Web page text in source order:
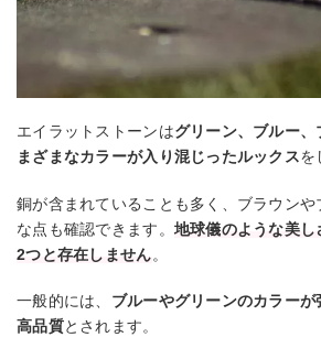
エイラットストーンはグリーン、ブルー
まざまなカラーが入り混じったルックスを
銅が含まれていることも多く、ブラウンや
な点も確認できます。 地球儀のような美
2つと存在しません。
一般的には、 ブルーやグリーンのカラー
高品質とされます。